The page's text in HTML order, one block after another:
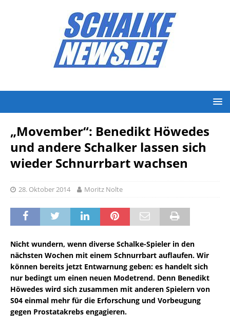
„Movember“: Benedikt Höwedes
und andere Schalker lassen sich
wieder Schnurrbart wachsen
28. Oktober 2014 Moritz Nolte
Nicht wundern, wenn diverse Schalke-Spieler in den
nächsten Wochen mit einem Schnurrbart auflaufen. Wir
können bereits jetzt Entwarnung geben: es handelt sich
nur bedingt um einen neuen Modetrend. Denn Benedikt
Höwedes wird sich zusammen mit anderen Spielern von
S04 einmal mehr für die Erforschung und Vorbeugung
gegen Prostatakrebs engagieren.